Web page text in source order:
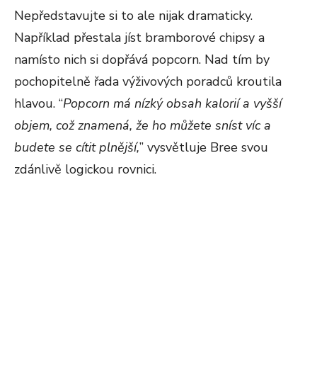
Nepředstavujte si to ale nijak dramaticky.
Například přestala jíst bramborové chipsy a
namísto nich si dopřává popcorn. Nad tím by
pochopitelně řada výživových poradců kroutila
hlavou. “Popcorn má nízký obsah kalorií a vyšší
objem, což znamená, že ho můžete sníst víc a
budete se cítit plnější,” vysvětluje Bree svou
zdánlivě logickou rovnici.